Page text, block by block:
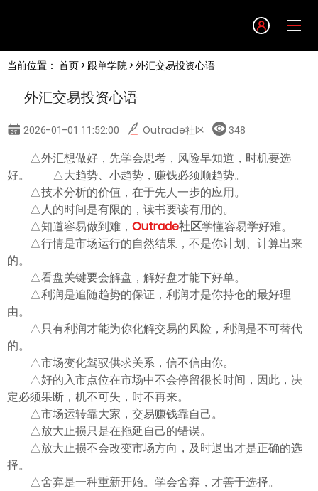
English
繁體中文
한글
日本語
Tiếng việt
ไทย
当前位置： 首页> 跟单学院> 外汇交易投资心语
外汇交易投资心语
2026-01-01 11:52:00 Outrade社区 348
△外汇想做好，先学会思考，风险早知道，时机要选
好。 △大趋势、小趋势，赚钱必须顺趋势。
△技术分析的价值，在于先人一步的应用。
△人的时间是有限的，读书要读有用的。
△知道容易做到难， Outrade社区学懂容易学好难。
△行情是市场运行的自然结果，不是你计划、计算出来
的。
△看盘关键要会解盘，解好盘才能下好单。
△利润是追随趋势的保证，利润才是你持仓的最好理
由。
△只有利润才能为你化解交易的风险，利润是不可替代
的。
△市场变化驾驭供求关系，信不信由你。
△好的入市点位在市场中不会停留很长时间，因此，决
定必须果断，机不可失，时不再来。
△市场运转靠大家，交易赚钱靠自己。
△放大止损只是在拖延自己的错误。
△放大止损不会改变市场方向，及时退出才是正确的选
择。
△舍弃是一种重新开始。学会舍弃，才善于选择。